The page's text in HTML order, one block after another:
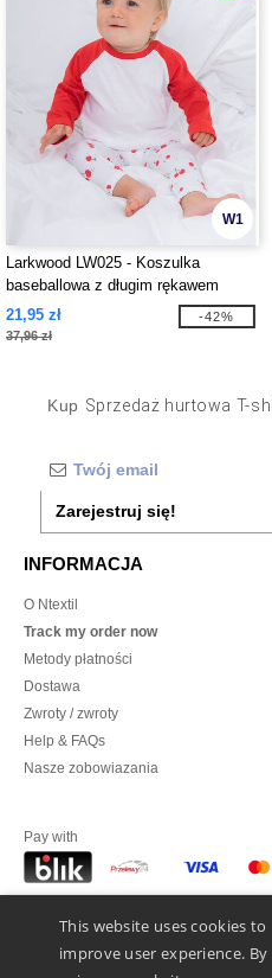
W1
Larkwood LW025 - Koszulka
baseballowa z długim rękawem
21,95 zł
37,96 zł
-42%
Kup Sprzedaż hurtowa T-
Zarejestruj się!
INFORMACJA
O Ntextil
Track my order now
Metody płatności
Dostawa
Zwroty / zwroty
Help & FAQs
Nasze zobowiazania
Pay with
We ship with
This website uses cookies to
improve user experience. By